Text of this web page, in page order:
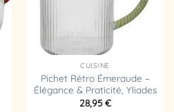
CUISINE
Pichet Rétro Émeraude –
Élégance & Praticité, Yliades
28,95€